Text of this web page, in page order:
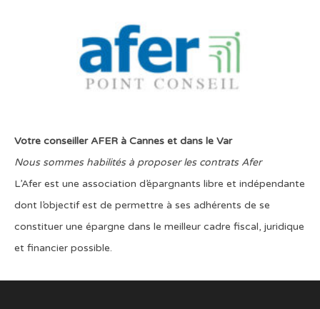
Votre conseiller AFER à Cannes et dans le Var
Nous sommes habilités à proposer les contrats Afer
L’Afer est une association d’épargnants libre et indépendante
dont l’objectif est de permettre à ses adhérents de se
constituer une épargne dans le meilleur cadre fiscal, juridique
et financier possible.